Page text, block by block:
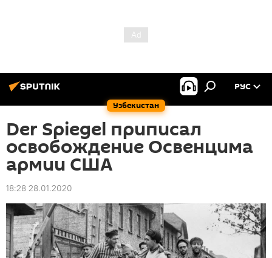
Узбекистан
РУС
Der Spiegel приписал
освобождение Освенцима
армии США
18:28 28.01.2020